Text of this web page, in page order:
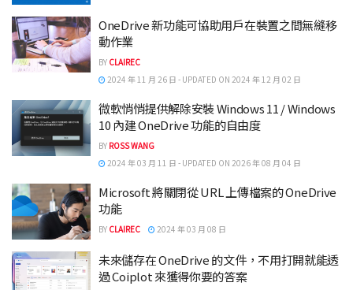
OneDrive 新功能可協助用戶在裝置之間無縫移
動作業
BY CLAIREC
2024 年 11 月 26 日 - UPDATED ON 2024 年 12 月 02 日
微軟悄悄提供解除安裝 Windows 11 / Windows
10 內建 OneDrive 功能的自由度
BY ROSS WANG
2024 年 03 月 11 日 - UPDATED ON 2026 年 08 月 04 日
Microsoft 將關閉從 URL 上傳檔案的 OneDrive
功能
BY CLAIREC 2024 年 03 月 08 日
未來儲存在 OneDrive 的文件，不用打開就能透
過 Coiplot 來獲得你要的答案